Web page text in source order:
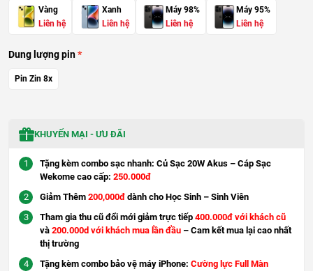
Vàng
Liên hệ
Xanh
Liên hệ
Máy 98%
Liên hệ
Máy 95%
Liên hệ
Dung lượng pin
Pin Zin 8x
KHUYẾN MẠI - ƯU ĐÃI
Tặng kèm combo sạc nhanh: Củ Sạc 20W Akus – Cáp Sạc
Wekome cao cấp: 250.000đ
Giảm Thêm 200,000đ dành cho Học Sinh – Sinh Viên
Tham gia thu cũ đổi mới giảm trực tiếp 400.000đ với khách cũ
và 200.000d với khách mua lần đầu – Cam kết mua lại cao nhất
thị trường
Tặng kèm combo bảo vệ máy iPhone: Cường lực Full Màn